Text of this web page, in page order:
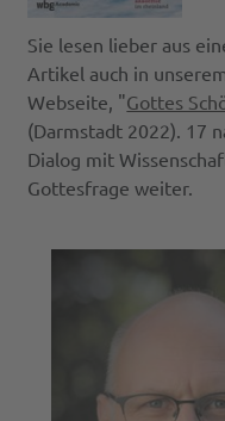
Sie lesen lieber aus
Artikel auch in
Webseite, "Gottes
(Darmstadt 2022). 17
Dialog mit
Gottesfrage weiter.